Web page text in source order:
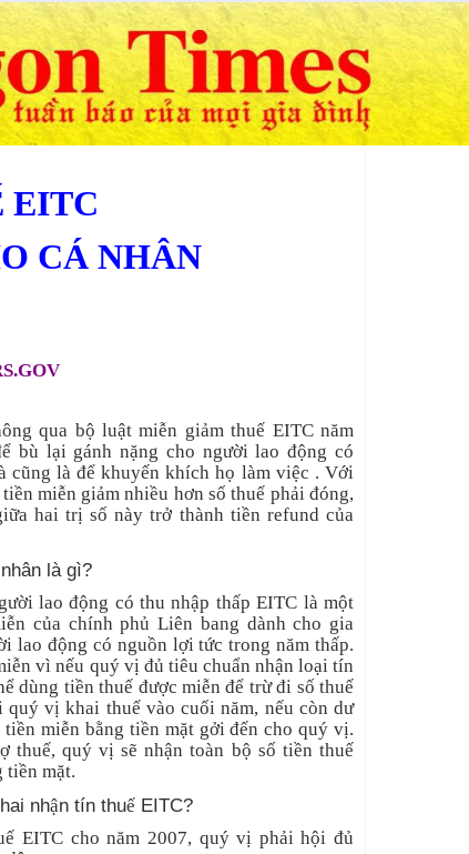
EITC
CÁ NHÂN
qua bộ luật miễn giảm thuế EITC năm
bù lại gánh nặng cho người lao động có
cũng là để khuyến khích họ làm việc . Với
miễn giảm nhiều hơn số thuế phải đóng,
hai trị số này trở thành tiền refund của
là gì?
lao động có thu nhập thấp EITC là một
của chính phủ Liên bang dành cho gia
lao động có nguồn lợi tức trong năm thấp.
vì nếu quý vị đủ tiêu chuẩn nhận loại tín
dùng tiền thuế được miễn để trừ đi số thuế
vị khai thuế vào cuối năm, nếu còn dư
miễn bằng tiền mặt gởi đến cho quý vị.
thuế, quý vị sẽ nhận toàn bộ số tiền thuế
tiền mặt.
nhận tín thuế EITC?
EITC cho năm 2007, quý vị phải hội đủ